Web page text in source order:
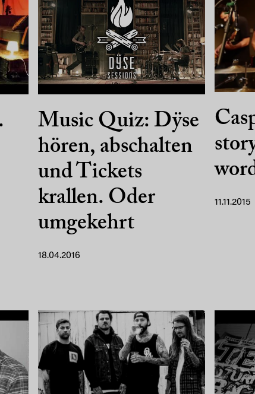
Music Quiz: Dÿse
hören, abschalten
und Tickets
krallen. Oder
umgekehrt
18.04.2016
11.11.2015